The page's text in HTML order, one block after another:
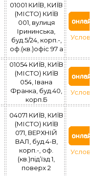
01001 КИЇВ, КИЇВ
(МІСТО) КИЇВ
001, вулиця
Ірининська,
буд.5/24, корп.-,
оф.(кв.)офіс 97 а
01054 КИЇВ, КИЇВ
(МІСТО) КИЇВ
054, Івана
Франка, буд.40,
корп.Б
04071 КИЇВ, КИЇВ
(МІСТО) КИЇВ
071, ВЕРХНІЙ
ВАЛ, буд.4-В,
корп.-, оф.
(кв.)під’їзд 1,
поверх 2